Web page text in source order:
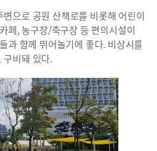
으로 공원 산책로를 비롯해 어린이
페, 농구장/축구장 등 편의시설이
과 함께 뛰어놀기에 좋다. 비상시를
비돼 있다.